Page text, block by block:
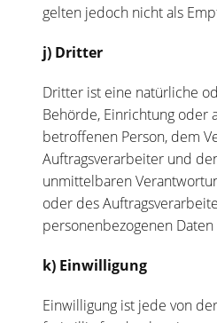
gelten jedoch nicht als
j) Dritter
Dritter ist eine natürliche
Behörde, Einrichtung oder
betroffenen Person, dem
Auftragsverarbeiter und
unmittelbaren
oder des
personenbezogenen
k) Einwilligung
Einwilligung ist jede von